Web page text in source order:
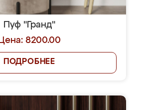
Пуф "Гранд"
Цена: 8200.00
ПОДРОБНЕЕ